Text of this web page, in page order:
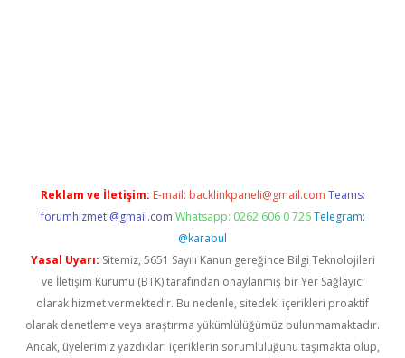
Reklam ve İletişim: E-mail: backlinkpaneli@gmail.com Teams:
forumhizmeti@gmail.com Whatsapp: 0262 606 0 726 Telegram:
@karabul
Yasal Uyarı: Sitemiz, 5651 Sayılı Kanun gereğince Bilgi Teknolojileri
ve İletişim Kurumu (BTK) tarafından onaylanmış bir Yer Sağlayıcı
olarak hizmet vermektedir. Bu nedenle, sitedeki içerikleri proaktif
olarak denetleme veya araştırma yükümlülüğümüz bulunmamaktadır.
Ancak, üyelerimiz yazdıkları içeriklerin sorumluluğunu taşımakta olup,